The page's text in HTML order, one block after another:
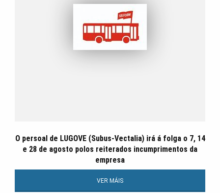
O persoal de LUGOVE (Subus-Vectalia) irá á folga o 7, 14
e 28 de agosto polos reiterados incumprimentos da
empresa
VER MÁIS